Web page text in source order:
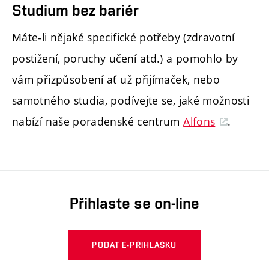
Studium bez bariér
Máte-li nějaké specifické potřeby (zdravotní
postižení, poruchy učení atd.) a pomohlo by
vám přizpůsobení ať už přijímaček, nebo
samotného studia, podívejte se, jaké možnosti
nabízí naše poradenské centrumAlfons .
Přihlaste se on-line
PODAT E-PŘIHLÁŠKU